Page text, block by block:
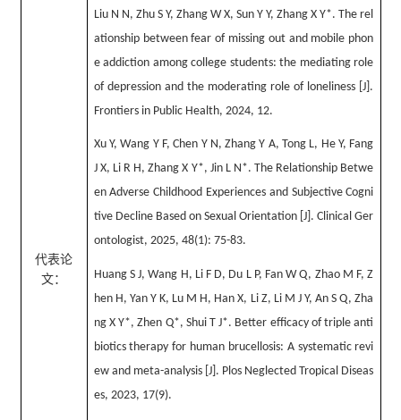
代表论
文：
Liu N N, Zhu S Y, Zhang W X, Sun Y Y, Zhang X Y*. The rel
ationship between fear of missing out and mobile phon
e addiction among college students: the mediating role
of depression and the moderating role of loneliness [J].
Frontiers in Public Health, 2024, 12.
Xu Y, Wang Y F, Chen Y N, Zhang Y A, Tong L, He Y, Fang
J X, Li R H, Zhang X Y*, Jin L N*. The Relationship Betwe
en Adverse Childhood Experiences and Subjective Cogni
tive Decline Based on Sexual Orientation [J]. Clinical Ger
ontologist, 2025, 48(1): 75-83.
Huang S J, Wang H, Li F D, Du L P, Fan W Q, Zhao M F, Z
hen H, Yan Y K, Lu M H, Han X, Li Z, Li M J Y, An S Q, Zha
ng X Y*, Zhen Q*, Shui T J*. Better efficacy of triple anti
biotics therapy for human brucellosis: A systematic revi
ew and meta-analysis [J]. Plos Neglected Tropical Diseas
es, 2023, 17(9).